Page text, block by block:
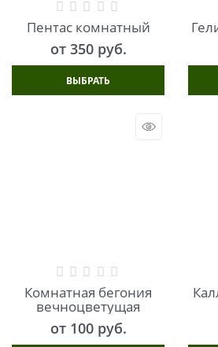
Пентас комнатный
от 350 руб.
ВЫБРАТЬ
Комнатная бегония
вечноцветущая
от 100 руб.